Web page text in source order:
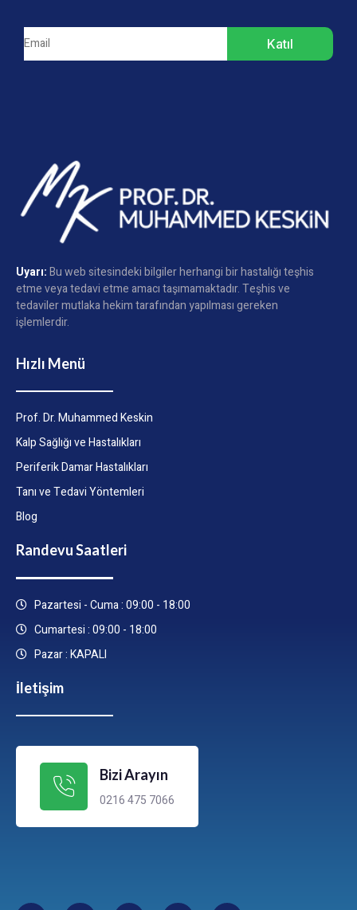
Katıl
Uyarı:Bu web sitesindeki bilgiler herhangi bir hastalığı teşhis
etme veya tedavi etme amacı taşımamaktadır. Teşhis ve
tedaviler mutlaka hekim tarafından yapılması gereken
işlemlerdir.
Hızlı Menü
Prof. Dr. Muhammed Keskin
Kalp Sağlığı ve Hastalıkları
Periferik Damar Hastalıkları
Tanı ve Tedavi Yöntemleri
Blog
Randevu Saatleri
Pazartesi - Cuma : 09:00 - 18:00
Cumartesi : 09:00 - 18:00
Pazar : KAPALI
İletişim
Bizi Arayın
0216 475 7066